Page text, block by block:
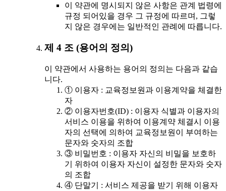
이 약관에 명시되지 않은 사항은 관계 법령에
규정 되어있을 경우 그 규정에 따르며, 그렇
지 않은 경우에는 일반적인 관례에 따릅니다.
제 4 조 (용어의 정의)
이 약관에서 사용하는 용어의 정의는 다음과 같습
니다.
① 이용자 : 교육정보원과 이용계약을 체결한
자
② 이용자번호(ID) : 이용자 식별과 이용자의
서비스 이용을 위하여 이용계약 체결시 이용
자의 선택에 의하여 교육정보원이 부여하는
문자와 숫자의 조합
③ 비밀번호 : 이용자 자신의 비밀을 보호하
기 위하여 이용자 자신이 설정한 문자와 숫자
의 조합
④ 단말기 : 서비스 제공을 받기 위해 이용자